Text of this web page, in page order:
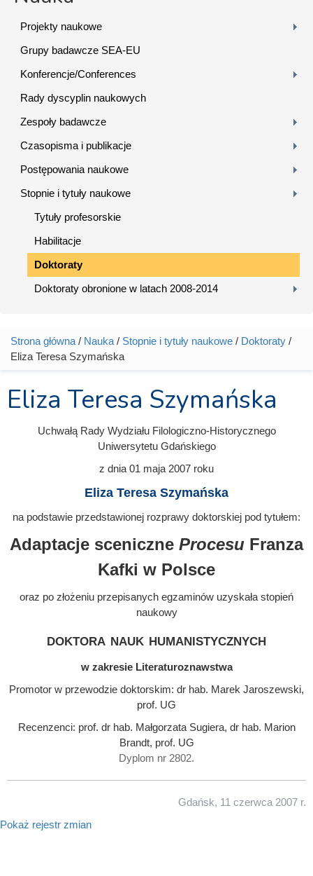
Projekty naukowe
Grupy badawcze SEA-EU
Konferencje/Conferences
Rady dyscyplin naukowych
Zespoły badawcze
Czasopisma i publikacje
Postępowania naukowe
Stopnie i tytuły naukowe
Tytuły profesorskie
Habilitacje
Doktoraty
Doktoraty obronione w latach 2008-2014
Jesteś tutaj
Strona główna / Nauka / Stopnie i tytuły naukowe / Doktoraty /
Eliza Teresa Szymańska
Eliza Teresa Szymańska
Uchwałą Rady Wydziału Filologiczno-Historycznego
Uniwersytetu Gdańskiego
z dnia 01 maja 2007 roku
Eliza Teresa Szymańska
na podstawie przedstawionej rozprawy doktorskiej pod tytułem:
Adaptacje sceniczne Procesu Franza
Kafki w Polsce
oraz po złożeniu przepisanych egzaminów uzyskała stopień
naukowy
doktora nauk humanistycznych
w zakresie Literaturoznawstwa
Promotor w przewodzie doktorskim: dr hab. Marek Jaroszewski,
prof. UG
Recenzenci: prof. dr hab. Małgorzata Sugiera, dr hab. Marion
Brandt, prof. UG
Dyplom nr 2802.
Gdańsk, 11 czerwca 2007 r.
Pokaż rejestr zmian